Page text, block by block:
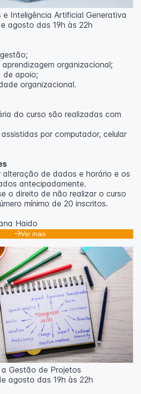
Inteligência Artificial Generativa
agosto das 19h às 22h
organizacional;
de apoio;
organizacional.
do curso são realizadas com
por computador, celular
alteração de dados e horário e os
​​antecipadamente.
o direito de não realizar o curso
mínimo de 20 inscritos.
Haido
Ver mais
Gestão de Projetos
agosto das 19h às 22h